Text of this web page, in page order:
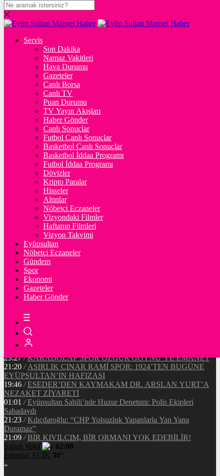
DOLAR
47,7417$% 0.16
EURO
% 0.31
STERLİN
% 0.38
GRAM ALTIN
%2,55
%2,37
BİTCOİN
ETHEREUM
TETHER
Servis
Son Dakika
Namaz Vakitleri
Hava Durumu
Gazeteler
Canlı Borsa
Canlı TV
Puan Durumu
TV Yayın Akışları
Haber Gönder
Canlı Sonuçlar
Futbol Canlı Sonuçlar
Basketbol Canlı Sonuçlar
Basketbol İddaa Programı
Futbol İddaa Programı
Dövizler
Kripto Paralar
Hisseler
Altınlar
Nöbetçi Eczaneler
Vizyondaki Filmler
Haftanın Filmleri
Vizyon Takvimi
Eyüpsultan
Nöbetçi Eczaneler
Gündem
Spor
Ekonomi
Gazeteler
Haber Gönder
20:37 / CHP EYÜPSULTAN İLÇE ÖRGÜTÜ ÜYELERİ
/ MHP EYÜPSULTAN TEŞKİLATI’NIN ACI GÜNÜ
13:33
/ BAŞKAN DR. MİTHAT BÜLENT ÖZMEN’DEN
KAMUOYUNA AÇIKLAMA
Makyaj Sanatçısı Uzay Damla Yıldız, Uluslararası
Başarılarıyla Türkiye’yi Temsil Ediyor
23:27 / KARADOLAP SPOR ÖZGÜR GÖYNÜ’YE EMANET
21:20 / ASIRLIK ÇINAR RAMİ SPOR: 1924’TEN BUGÜNE
EYÜPSULTAN’IN HAFIZASI
19:46 / ESEDER’DEN KAYMAKAM DR. ARSLAN YURT’A
NEZAKET ZİYARETİ
01:01 / Eyüpsultan Sahili’nde Huzur Denetimi: Polis Ekipleri
Sahadaydı
21:23 / Kılıçdaroğlu: “CHP Yolsuzluk Yapanlarla Yan Yana
Duramaz”
21:09 / BİR KIVILCIM, BİR ORMANI YOK EDEBİLİR!
Sabah Vakti
02:00
İstanbul AÇIK 30°